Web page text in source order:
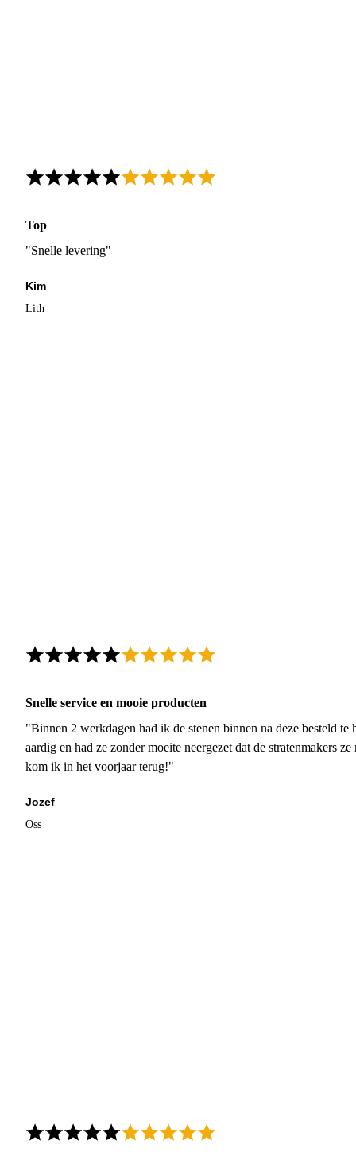
Top
"Snelle levering"
Kim
Lith
Snelle service en mooie producten
"Binnen 2 werkdagen had ik de stenen binnen na deze besteld
aardig en had ze zonder moeite neergezet dat de stratenmakers
kom ik in het voorjaar terug!"
Jozef
Oss